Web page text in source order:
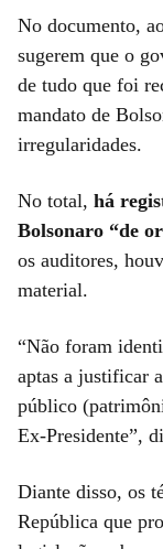
No documento,
sugerem que o
de tudo que foi
mandato de
irregularidades.
No total, há
Bolsonaro “de
os auditores,
material.
“Não foram
aptas a justificar
público
Ex-Presidente”,
Diante disso, os
República que